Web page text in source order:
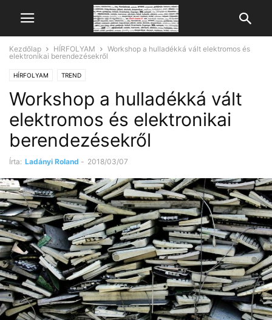
Kezdőlap HÍRFOLYAM
Workshop a hulladékká vált elektromos és
elektronikai berendezésekről
HÍRFOLYAM TREND
Workshop a hulladékká vált
elektromos és elektronikai
berendezésekről
Írta: Ladányi Roland - 2018/03/07